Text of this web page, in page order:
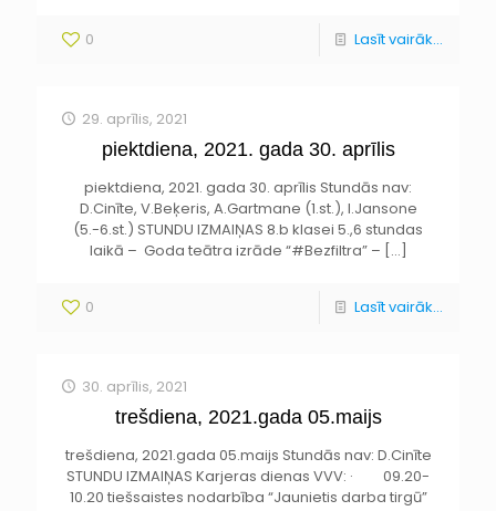
0 Lasīt vairāk...
29. aprīlis, 2021
piektdiena, 2021. gada 30. aprīlis
piektdiena, 2021. gada 30. aprīlis Stundās nav:
D.Cinīte, V.Beķeris, A.Gartmane (1.st.), I.Jansone
(5.-6.st.) STUNDU IZMAIŅAS 8.b klasei 5.,6 stundas
laikā – Goda teātra izrāde “#Bezfiltra” – […]
0 Lasīt vairāk...
30. aprīlis, 2021
trešdiena, 2021.gada 05.maijs
trešdiena, 2021.gada 05.maijs Stundās nav: D.Cinīte
STUNDU IZMAIŅAS Karjeras dienas VVV: · 09.20-
10.20 tiešsaistes nodarbība “Jaunietis darba tirgū”